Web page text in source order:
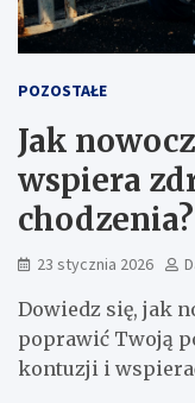
POZOSTAŁE
Jak
wspiera
chodzenia?
23 stycznia 2026
Dowiedz się, jak
poprawić Twoją
kontuzji i